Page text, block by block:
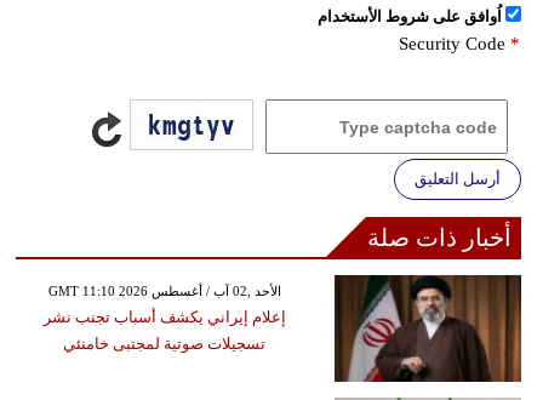
اُوافق على شروط الأستخدام
Security Code *
أرسل التعليق
أخبار ذات صلة
GMT 11:10 2026 الأحد ,02 آب / أغسطس
إعلام إيراني يكشف أسباب تجنب نشر
تسجيلات صوتية لمجتبى خامنئي